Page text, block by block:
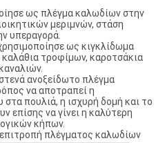
ως πλέγμα καλωδίων στην
μεριμνών, στάση
υπεραγορά.
ως κιγκλίδωμα
τροφίμων, καροτσάκια
ανοξείδωτο πλέγμα
να αποτραπεί η
πουλιά, η ισχυρή δομή και το
επίσης να γίνει η καλύτερη
κήπων.
πλέγματος καλωδίων